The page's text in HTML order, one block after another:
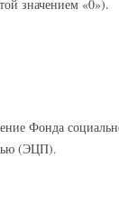
значением «0»).
Фонда
(ЭЦП).